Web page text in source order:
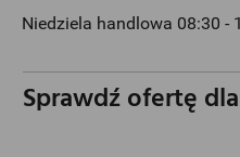
Niedziela handlowa 08:30 -
Sprawdź ofertę